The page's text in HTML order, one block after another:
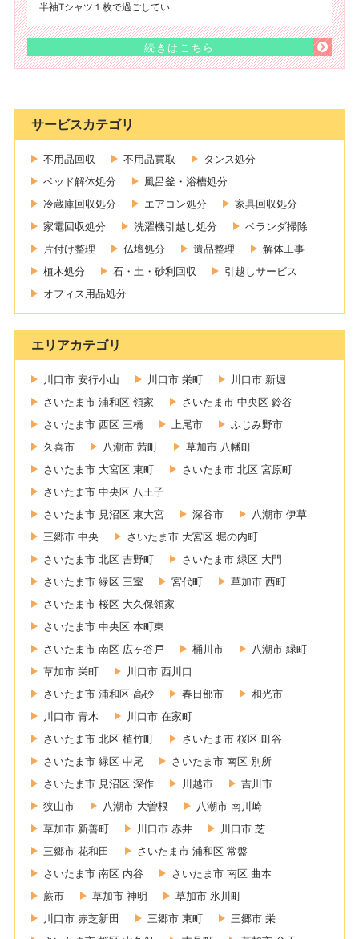
半袖Tシャツ１枚で過ごしてい
続きはこちら
サービスカテゴリ
不用品回収 不用品買取
タンス処分
ベッド解体処分
風呂釜・浴槽処分
冷蔵庫回収処分
エアコン処分
家具回収処分
家電回収処分
洗濯機引越し処分
ベランダ掃除
片付け整理
仏壇処分 遺品整理
解体工事
植木処分
石・土・砂利回収
引越しサービス
オフィス用品処分
エリアカテゴリ
川口市 安行小山 川口市 栄町
川口市 新堀
さいたま市 浦和区 領家
さいたま市 中央区 鈴谷
さいたま市 西区 三橋
上尾市
ふじみ野市
久喜市
八潮市 茜町
草加市 八幡町
さいたま市 大宮区 東町
さいたま市 北区 宮原町
さいたま市 中央区 八王子
さいたま市 見沼区 東大宮
深谷市
八潮市 伊草
三郷市 中央
さいたま市 大宮区 堀の内町
さいたま市 北区 吉野町
さいたま市 緑区 大門
さいたま市 緑区 三室
宮代町
草加市 西町
さいたま市 桜区 大久保領家
さいたま市 中央区 本町東
さいたま市 南区 広ヶ谷戸
桶川市
八潮市 緑町
草加市 栄町
川口市 西川口
さいたま市 浦和区 高砂
春日部市
和光市
川口市 青木
川口市 在家町
さいたま市 北区 植竹町
さいたま市 桜区 町谷
さいたま市 緑区 中尾
さいたま市 南区 別所
さいたま市 見沼区 深作
川越市
吉川市
狭山市
八潮市 大曽根
八潮市 南川崎
草加市 新善町
川口市 赤井
川口市 芝
三郷市 花和田
さいたま市 浦和区 常盤
さいたま市 南区 内谷
さいたま市 南区 曲本
蕨市
草加市 神明
草加市 氷川町
川口市 赤芝新田
三郷市 東町
三郷市 栄